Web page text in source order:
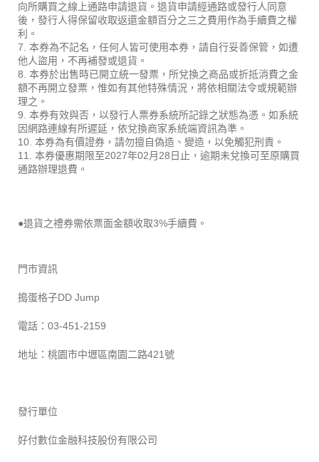
向所購買之線上通路申請退貨。退貨申請經通路或發行人同意
後，發行人得保留收取返還金額百分之三之費用作為手續費之權
利。
7. 本券為不記名，任何人皆可使用本券，請自行妥善保管，如遭
他人盜用，不再補發或退貨。
8. 本券於出售時已開立統一發票，所兌換之商品或折抵消費之金
額不再開立發票，惟如有其他特殊情況，將依相關法令或規範辦
理之。
9. 本券有效與否，以發行人票券系統所記錄之狀態為憑。如系統
因網路連線有所遲延，依兌換商家系統端資訊為準。
10. 本券為有價證券，請勿擅自偽造、變造，以免觸犯刑責。
11. 本券優惠期限至2027年02月28日止，逾期未兌換可至原購買
通路辦理退費。
●退貨之禮券需依票面金額收取3%手續費。
門市資訊
搗蛋格子DD Jump
電話：03-451-2159
地址：桃園市中壢區南園二路421號
發行單位
好付數位金融科技股份有限公司